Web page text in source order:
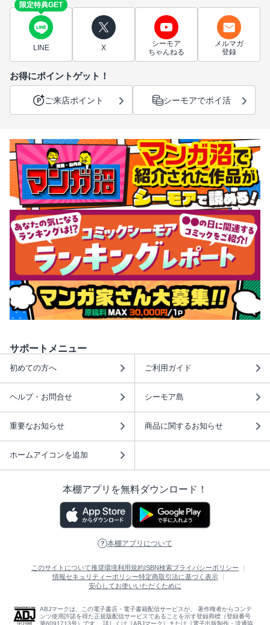
限定特典GET
LINE X
シーモア
ちゃんねる
メルマガ
登録
お得にポイントゲット！
ご来店ポイント シーモアでポイ活
サポートメニュー
初めての方へ ご利用ガイド
ヘルプ・お問合せ シーモア島
重要なお知らせ 商品に関するお知らせ
ホームアイコンを追加
本棚アプリを無料ダウンロード！
本棚アプリについて
このサイトについて推奨環境利用規約ISBN検索プライバシーポリシー
情報セキュリティーポリシー特定商取引法に基づく表示
安心してお使いいただくために
ABJマークは、この電子書店・電子書籍配信サービスが、 著作権者からコンテ
ンツ使用許諾を得た正規版配信サービスであることを示す登録商標（登録番号
第6091713号）です。 詳しくは［ABJマーク］または［電子出版制作・流通協